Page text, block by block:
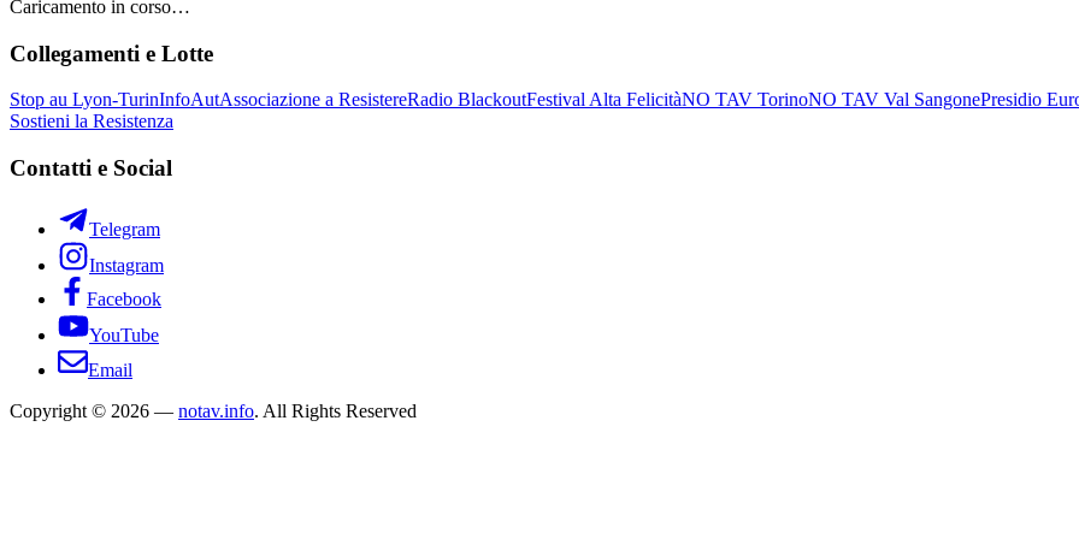
Caricamento in corso…
Collegamenti e Lotte
Stop au Lyon-TurinInfoAutAssociazione a ResistereRadio BlackoutFestival Alta FelicitàNO TAV TorinoNO TAV Val SangonePresidio
Sostieni la Resistenza
Contatti e Social
Telegram
Instagram
Facebook
YouTube
Email
Copyright © 2026 — notav.info. All Rights Reserved